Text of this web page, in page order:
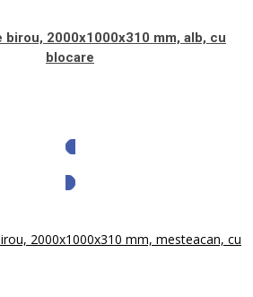
birou, 2000x1000x310 mm, alb, cu
blocare